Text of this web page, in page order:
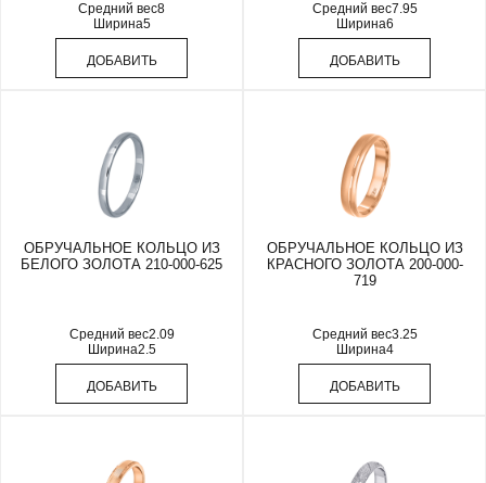
Средний вес8
Ширина5
ДОБАВИТЬ
Средний вес7.95
Ширина6
ДОБАВИТЬ
ОБРУЧАЛЬНОЕ КОЛЬЦО ИЗ
БЕЛОГО ЗОЛОТА 210-000-625
Средний вес2.09
Ширина2.5
ДОБАВИТЬ
ОБРУЧАЛЬНОЕ КОЛЬЦО ИЗ
КРАСНОГО ЗОЛОТА 200-000-
719
Средний вес3.25
Ширина4
ДОБАВИТЬ